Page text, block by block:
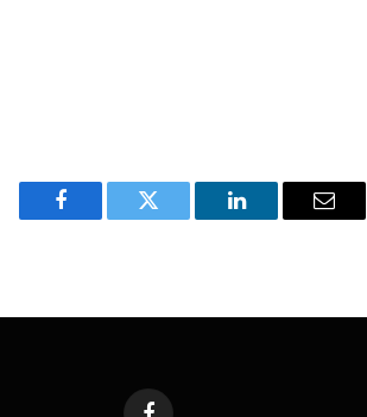
Facebook Twitter LinkedIn Email